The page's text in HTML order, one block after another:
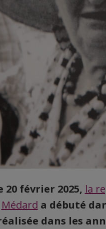
20 février 2025, la
Médard a débuté
dans les